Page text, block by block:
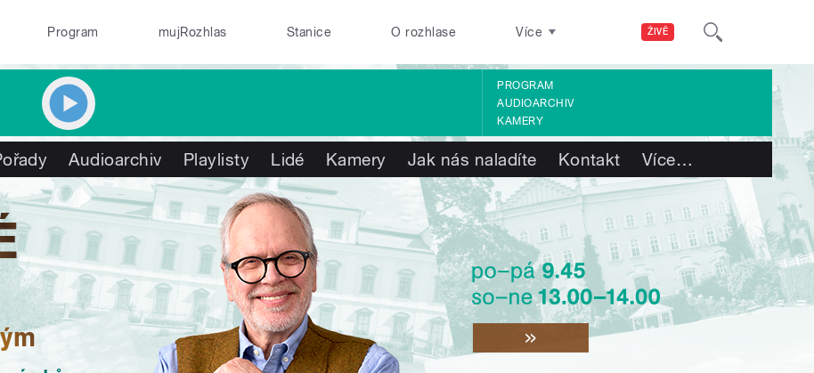
ŽIVĚ
Program mujRozhlas Stanice O rozhlase Více
PROGRAM
AUDIOARCHIV
KAMERY
Audioarchiv Playlisty Lidé Kamery Jak nás naladíte Kontakt Více…